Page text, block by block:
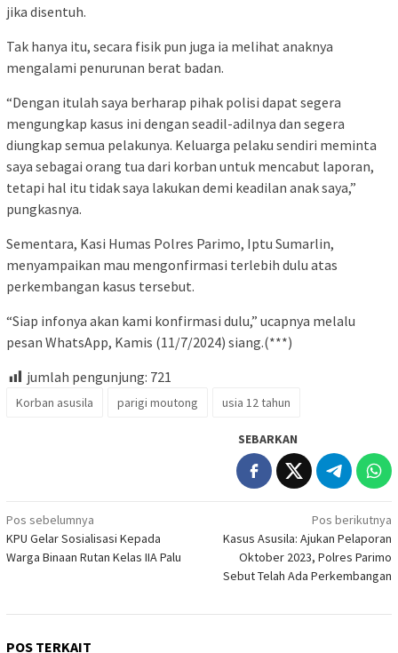
jika disentuh.
Tak hanya itu, secara fisik pun juga ia melihat anaknya
mengalami penurunan berat badan.
“Dengan itulah saya berharap pihak polisi dapat segera
mengungkap kasus ini dengan seadil-adilnya dan segera
diungkap semua pelakunya. Keluarga pelaku sendiri meminta
saya sebagai orang tua dari korban untuk mencabut laporan,
tetapi hal itu tidak saya lakukan demi keadilan anak saya,”
pungkasnya.
Sementara, Kasi Humas Polres Parimo, Iptu Sumarlin,
menyampaikan mau mengonfirmasi terlebih dulu atas
perkembangan kasus tersebut.
“Siap infonya akan kami konfirmasi dulu,” ucapnya melalu
pesan WhatsApp, Kamis (11/7/2024) siang.(***)
jumlah pengunjung: 721
Korban asusila parigi moutong usia 12 tahun
SEBARKAN
Navigasi
pos
Pos sebelumnya
KPU Gelar Sosialisasi Kepada
Warga Binaan Rutan Kelas IIA Palu
Pos berikutnya
Kasus Asusila: Ajukan Pelaporan
Oktober 2023, Polres Parimo
Sebut Telah Ada Perkembangan
POS TERKAIT